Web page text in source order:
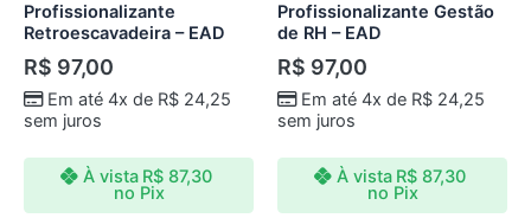
Profissionalizante
Retroescavadeira – EAD
R$ 97,00
Em até 4x de R$24,25
sem juros
À vista R$ 87,30
no Pix
Profissionalizante Gestão
de RH – EAD
R$ 97,00
Em até 4x de R$24,25
sem juros
À vista R$ 87,30
no Pix